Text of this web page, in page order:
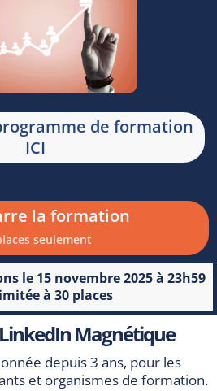
de formation
ICI
la formation
seulement
le 15 novembre 2025 à 23h59
à 30 places
Magnétique
depuis 3 ans, pour les
et organismes de formation.